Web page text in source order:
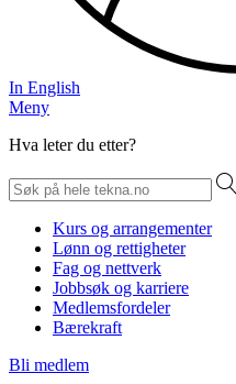
In English
Meny
Hva leter du etter?
Kurs og arrangementer
Lønn og rettigheter
Fag og nettverk
Jobbsøk og karriere
Medlemsfordeler
Bærekraft
Bli medlem